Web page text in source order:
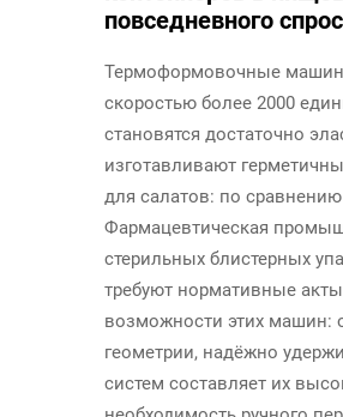
повседневного
Термоформовочные
скоростью более 2000
становятся достаточно
изготавливают
для салатов: по
Фармацевтическая
стерильных блистерных
требуют нормативные
возможности этих машин:
геометрии, надёжно
систем составляет их